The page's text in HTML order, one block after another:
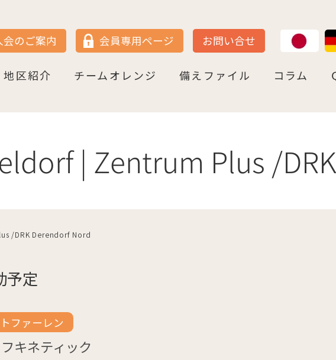
会のご案内 会員専用ページ お問い合せ
JP DE
地区紹介
チームオレンジ
備えファイル
コラム
| Zentrum Plus /
/DRK Derendorf Nord
予定
ファーレン
キネティック